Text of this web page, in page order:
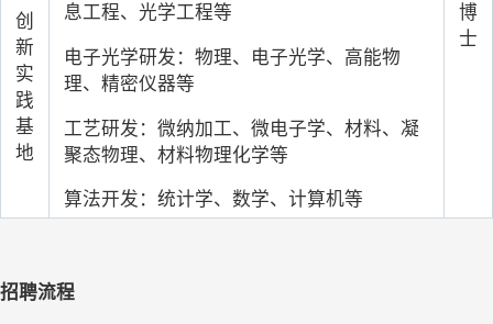
创
新
实
践
基
地
息工程、光学工程等
电子光学研发：物理、电子光学、高能物
理、精密仪器等
工艺研发：微纳加工、微电子学、材料、凝
聚态物理、材料物理化学等
算法开发：统计学、数学、计算机等
博
士
招聘流程